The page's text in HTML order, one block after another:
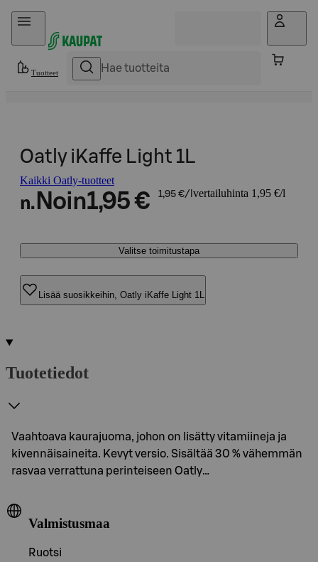
Hyppää sisältöön
Tuotteet
Oatly iKaffe Light 1L
Kaikki Oatly-tuotteet
n. Noin1,95 € 1,95 €/l vertailuhinta 1,95 €/l
Valitse toimitustapa
Lisää suosikkeihin, Oatly iKaffe Light 1L
Tuotetiedot
Vaahtoava kaurajuoma, johon on lisätty vitamiineja ja
kivennäisaineita. Kevyt versio. Sisältää 30 % vähemmän
rasvaa verrattuna perinteiseen Oatly…
Valmistusmaa
Ruotsi